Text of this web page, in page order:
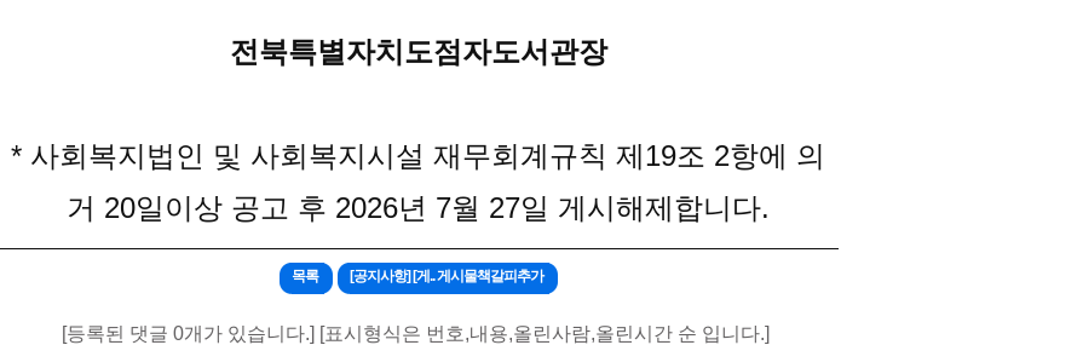
전북특별자치도점자도서관장
* 사회복지법인 및 사회복지시설 재무회계규칙 제19조 2항에 의
거 20일이상 공고 후 2026년 7월 27일 게시해제합니다.
목록 [공지사항] [게.. 게시물책갈피추가
[등록된 댓글 0개가 있습니다.] [표시형식은 번호,내용,올린사람,올린시간 순 입니다.]